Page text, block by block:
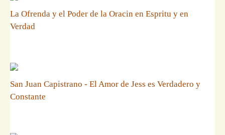
La Ofrenda y el Poder de la Oracin en Espritu y en
Verdad
San Juan Capistrano - El Amor de Jess es Verdadero y
Constante